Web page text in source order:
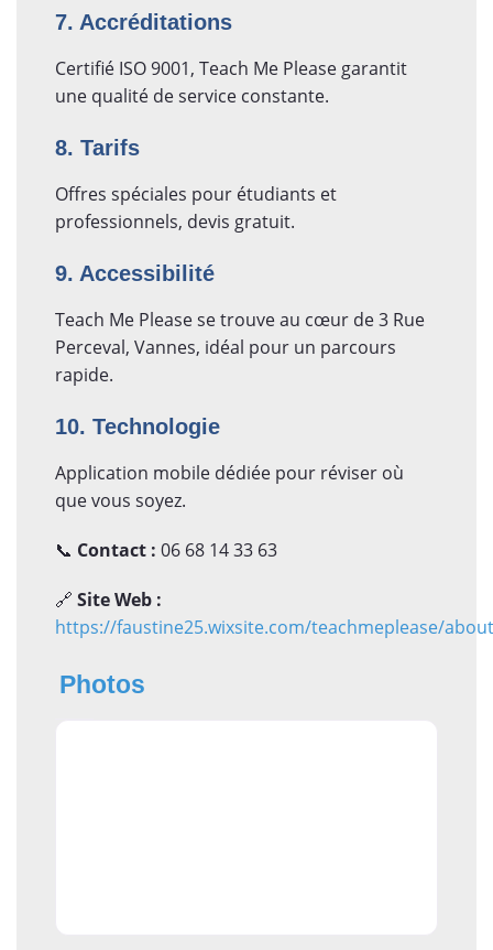
7. Accréditations
Certifié ISO 9001, Teach Me Please garantit
une qualité de service constante.
8. Tarifs
Offres spéciales pour étudiants et
professionnels, devis gratuit.
9. Accessibilité
Teach Me Please se trouve au cœur de 3 Rue
Perceval, Vannes, idéal pour un parcours
rapide.
10. Technologie
Application mobile dédiée pour réviser où
que vous soyez.
📞 Contact : 06 68 14 33 63
🔗 Site Web :
https://faustine25.wixsite.com/teachmeplease/about
Photos